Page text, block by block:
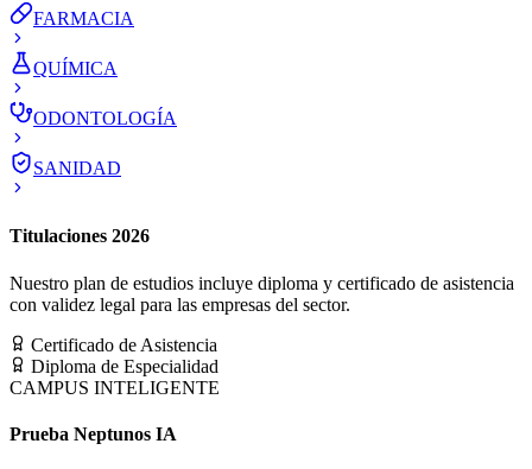
FARMACIA
QUÍMICA
ODONTOLOGÍA
SANIDAD
Titulaciones 2026
Nuestro plan de estudios incluye diploma y certificado de asistencia
con validez legal para las empresas del sector.
Certificado de Asistencia
Diploma de Especialidad
CAMPUS INTELIGENTE
Prueba Neptunos IA